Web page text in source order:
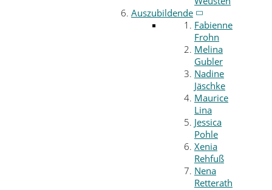
Auszubildende
Fabienne
Frohn
Melina
Gubler
Nadine
Jäschke
Maurice
Lina
Jessica
Pohle
Xenia
Rehfuß
Nena
Retterath